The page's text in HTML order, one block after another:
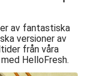
av fantastiska
versioner av
från våra
HelloFresh.